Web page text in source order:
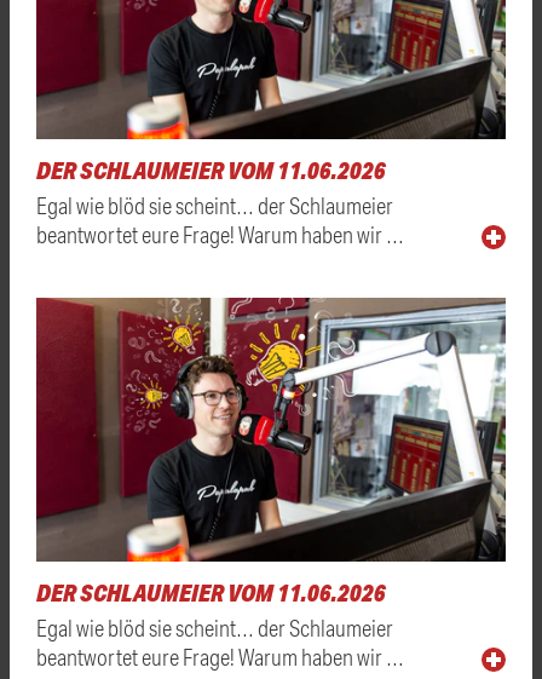
DER SCHLAUMEIER VOM 11.06.2026
Egal wie blöd sie scheint… der Schlaumeier
beantwortet eure Frage! Warum haben wir …
DER SCHLAUMEIER VOM 11.06.2026
Egal wie blöd sie scheint… der Schlaumeier
beantwortet eure Frage! Warum haben wir …